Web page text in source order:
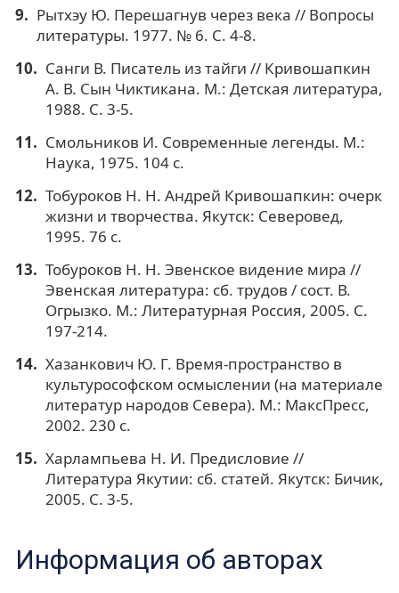
Рытхэу Ю. Перешагнув через века // Вопросы
литературы. 1977. № 6. С. 4-8.
Санги В. Писатель из тайги // Кривошапкин
А. В. Сын Чиктикана. М.: Детская литература,
1988. С. 3-5.
Смольников И. Современные легенды. М.:
Наука, 1975. 104 с.
Тобуроков Н. Н. Андрей Кривошапкин: очерк
жизни и творчества. Якутск: Северовед,
1995. 76 с.
Тобуроков Н. Н. Эвенское видение мира //
Эвенская литература: сб. трудов / сост. В.
Огрызко. М.: Литературная Россия, 2005. С.
197-214.
Хазанкович Ю. Г. Время-пространство в
культурософском осмыслении (на материале
литератур народов Севера). М.: МаксПресс,
2002. 230 с.
Харлампьева Н. И. Предисловие //
Литература Якутии: сб. статей. Якутск: Бичик,
2005. С. 3-5.
Информация об авторах